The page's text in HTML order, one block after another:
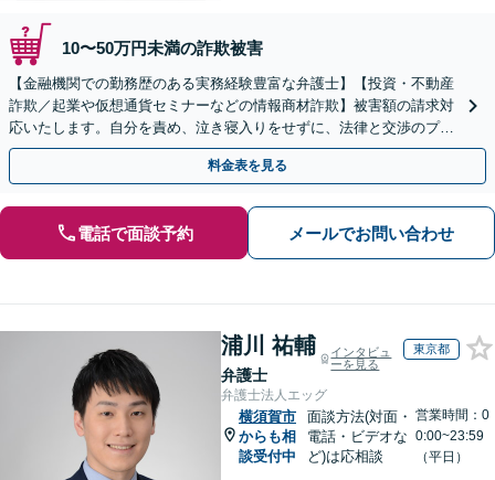
10〜50万円未満の詐欺被害
【金融機関での勤務歴のある実務経験豊富な弁護士】【投資・不動産
詐欺／起業や仮想通貨セミナーなどの情報商材詐欺】被害額の請求対
応いたします。自分を責め、泣き寝入りをせずに、法律と交渉のプロ
にまずはご相談ください。【表参道駅から徒歩3分】
料金表を見る
電話で面談予約 メールでお問い合わせ
浦川 祐輔
弁護士
インタビュ
ーを見る
東京都
弁護士法人エッグ
横須賀市
からも相
談受付中
面談方法(対面・
電話・ビデオな
ど)は応相談
営業時間：0
0:00~23:59
（平日）